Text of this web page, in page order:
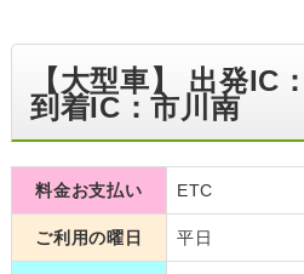
【大型車】 出発IC
到着IC：市川南
料金お支払い ETC
ご利用の曜日 平日